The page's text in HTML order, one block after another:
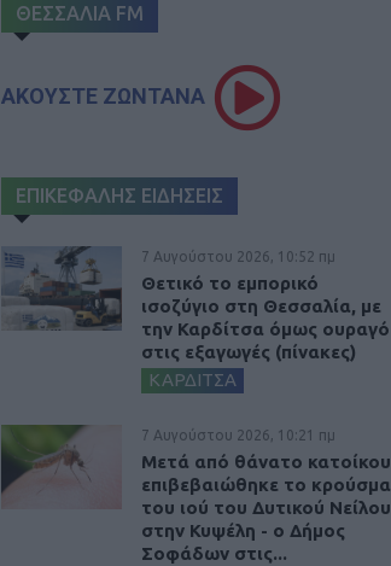
ΘΕΣΣΑΛΙΑ FM
ΑΚΟΥΣΤΕ ΖΩΝΤΑΝΑ
ΕΠΙΚΕΦΑΛΗΣ ΕΙΔΗΣΕΙΣ
7 Αυγούστου 2026, 10:52 πμ
Θετικό το εμπορικό
ισοζύγιο στη Θεσσαλία, με
την Καρδίτσα όμως ουραγό
στις εξαγωγές (πίνακες)
ΚΑΡΔΙΤΣΑ
7 Αυγούστου 2026, 10:21 πμ
Μετά από θάνατο κατοίκου
επιβεβαιώθηκε το κρούσμα
του ιού του Δυτικού Νείλου
στην Κυψέλη - ο Δήμος
Σοφάδων στις...